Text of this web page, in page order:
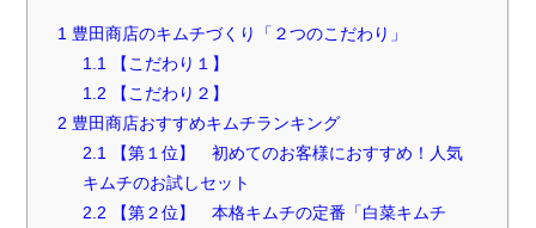
1 豊田商店のキムチづくり「２つのこだわり」
1.1
【こだわり１】
1.2 【こだわり２】
2 豊田商店おすすめキムチランキング
2.1
【第１位】 初めてのお客様におすすめ！人気
キムチのお試しセット
2.2 【第２位】 本格キムチの定番「白菜キムチ